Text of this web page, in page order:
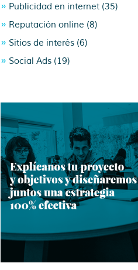
Publicidad en internet (35)
Reputación online (8)
Sitios de interés (6)
Social Ads (19)